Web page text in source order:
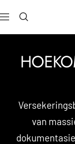
oor
inhoud
Navigasie
van